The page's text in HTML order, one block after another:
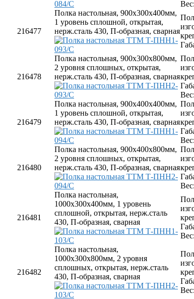
216477
Полка настольная, 900х300х400мм,
1 уровень сплошной, открытая,
нерж.сталь 430, П-образная, сварная
216478
Полка настольная, 900х300х800мм,
2 уровня сплошных, открытая,
нерж.сталь 430, П-образная, сварная
216479
Полка настольная, 900х400х400мм,
1 уровень сплошной, открытая,
нерж.сталь 430, П-образная, сварная
216480
Полка настольная, 900х400х800мм,
2 уровня сплошных, открытая,
нерж.сталь 430, П-образная, сварная
216481
Полка настольная,
1000х300х400мм, 1 уровень
сплошной, открытая, нерж.сталь
430, П-образная, сварная
216482
Полка настольная,
1000х300х800мм, 2 уровня
сплошных, открытая, нерж.сталь
430, П-образная, сварная